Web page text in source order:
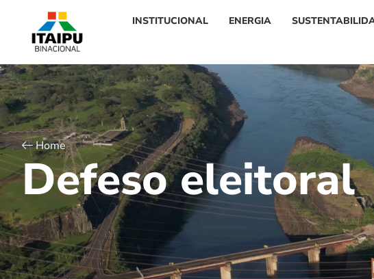
INSTITUCIONAL ENERGIA
Home
Defeso eleitoral